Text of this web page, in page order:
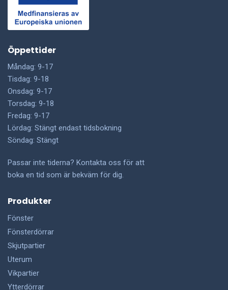
Öppettider
Måndag: 9-17
Tisdag: 9-18
Onsdag: 9-17
Torsdag: 9-18
Fredag: 9-17
Lördag: Stängt endast tidsbokning
Söndag: Stängt
Passar inte tiderna? Kontakta oss för att
boka en tid som är bekväm för dig.
Produkter
Fönster
Fönsterdörrar
Skjutpartier
Uterum
Vikpartier
Ytterdörrar